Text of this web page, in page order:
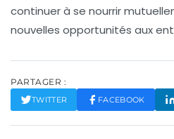
continuer à se nourrir
nouvelles opportunités aux
PARTAGER :
TWITTER FACEBOOK